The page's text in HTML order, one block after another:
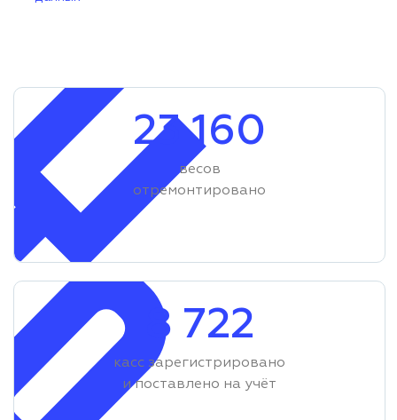
23 160
весов
отремонтировано
8 722
касс зарегистрировано
и поставлено на учёт